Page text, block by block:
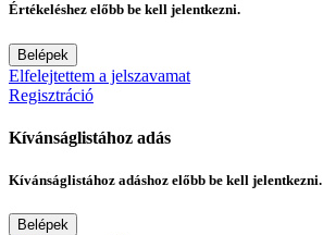
Értékeléshez előbb be kell jelentkezni.
Belépek
Elfelejtettem a jelszavamat
Regisztráció
Kívánságlistához adás
Kívánságlistához adáshoz előbb be kell jelentkezni.
Belépek